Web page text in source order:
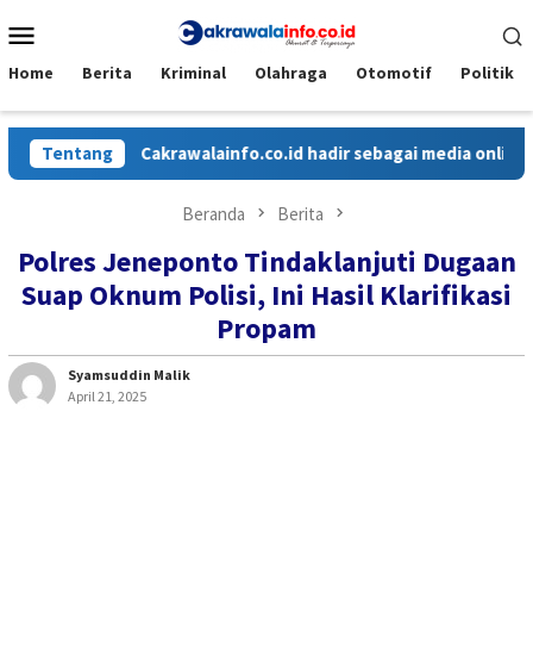
ke
Mobile
Home Berita Kriminal Olahraga Otomotif Politik
TentangCakrawalainfo.co.id hadir sebagai media online
Beranda Berita
Polres Jeneponto Tindaklanjuti Dugaan
Suap Oknum Polisi, Ini Hasil Klarifikasi
Propam
Syamsuddin Malik
April 21, 2025